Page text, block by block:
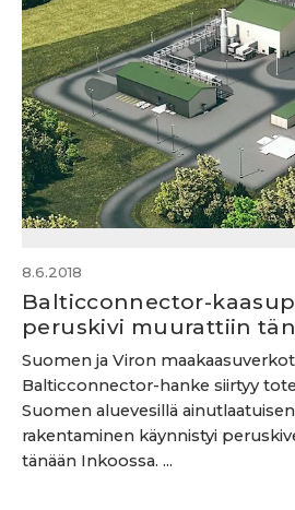
8.6.2018
Balticconnector-
peruskivi muurattiin
Suomen ja Viron
Balticconnector-hanke siirtyy
Suomen aluevesillä
rakentaminen käynnistyi
tänään Inkoossa. ...